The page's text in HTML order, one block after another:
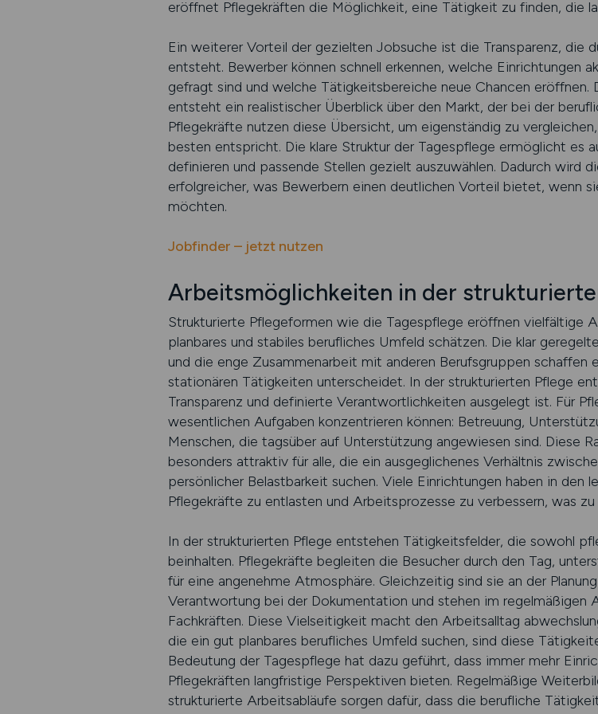
eröffnet Pflegekräften die Möglichkeit, eine Tätigkeit zu finden, die
Ein weiterer Vorteil der gezielten Jobsuche ist die Transparenz, die
entsteht. Bewerber können schnell erkennen, welche Einrichtungen
gefragt sind und welche Tätigkeitsbereiche neue Chancen
entsteht ein realistischer Überblick über den Markt, der bei der
Pflegekräfte nutzen diese Übersicht, um eigenständig zu
besten entspricht. Die klare Struktur der Tagespflege ermöglicht es
definieren und passende Stellen gezielt auszuwählen. Dadurch wird
erfolgreicher, was Bewerbern einen deutlichen Vorteil bietet, wenn
möchten.
Jobfinder – jetzt nutzen
Arbeitsmöglichkeiten in der
Strukturierte Pflegeformen wie die Tagespflege eröffnen vielfältige
planbares und stabiles berufliches Umfeld schätzen. Die klar
und die enge Zusammenarbeit mit anderen Berufsgruppen schaffen
stationären Tätigkeiten unterscheidet. In der strukturierten Pflege
Transparenz und definierte Verantwortlichkeiten ausgelegt ist. Für
wesentlichen Aufgaben konzentrieren können: Betreuung,
Menschen, die tagsüber auf Unterstützung angewiesen sind. Diese
besonders attraktiv für alle, die ein ausgeglichenes Verhältnis
persönlicher Belastbarkeit suchen. Viele Einrichtungen haben in den
Pflegekräfte zu entlasten und Arbeitsprozesse zu verbessern, was
In der strukturierten Pflege entstehen Tätigkeitsfelder, die sowohl
beinhalten. Pflegekräfte begleiten die Besucher durch den Tag,
für eine angenehme Atmosphäre. Gleichzeitig sind sie an der
Verantwortung bei der Dokumentation und stehen im regelmäßigen
Fachkräften. Diese Vielseitigkeit macht den Arbeitsalltag
die ein gut planbares berufliches Umfeld suchen, sind diese
Bedeutung der Tagespflege hat dazu geführt, dass immer mehr
Pflegekräften langfristige Perspektiven bieten. Regelmäßige
strukturierte Arbeitsabläufe sorgen dafür, dass die berufliche